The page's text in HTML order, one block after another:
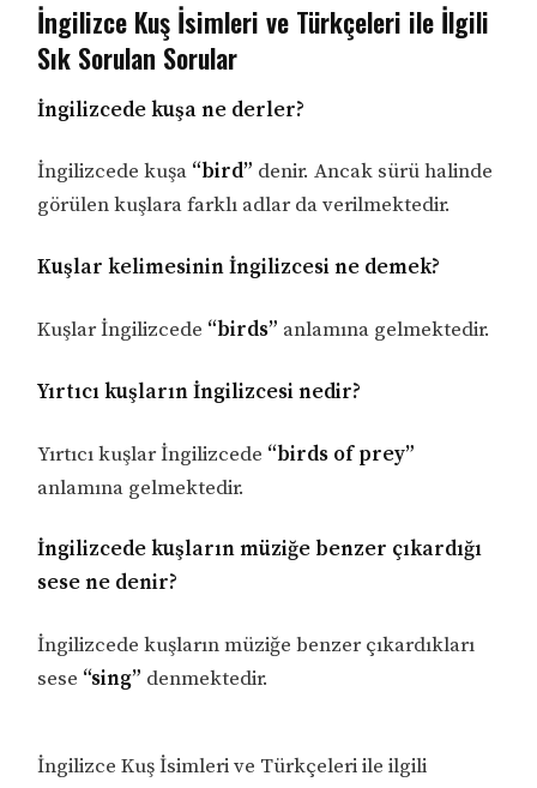
İngilizce Kuş İsimleri ve Türkçeleri ile İlgili
Sık Sorulan Sorular
İngilizcede kuşa ne derler?
İngilizcede kuşa “bird” denir. Ancak sürü halinde
görülen kuşlara farklı adlar da verilmektedir.
Kuşlar kelimesinin İngilizcesi ne demek?
Kuşlar İngilizcede “birds” anlamına gelmektedir.
Yırtıcı kuşların İngilizcesi nedir?
Yırtıcı kuşlar İngilizcede “birds of prey”
anlamına gelmektedir.
İngilizcede kuşların müziğe benzer çıkardığı
sese ne denir?
İngilizcede kuşların müziğe benzer çıkardıkları
sese “sing” denmektedir.
İngilizce Kuş İsimleri ve Türkçeleri ile ilgili